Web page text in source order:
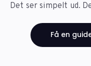
Det ser simpelt ud.
Få en